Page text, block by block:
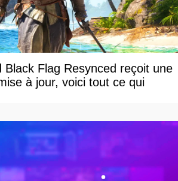
Black Flag Resynced reçoit une
à jour, voici tout ce qui